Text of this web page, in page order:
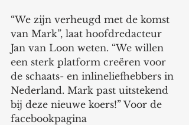
“We zijn verheugd met de komst
van Mark”, laat hoofdredacteur
Jan van Loon weten. “We willen
een sterk platform creëren voor
de schaats- en inlineliefhebbers in
Nederland. Mark past uitstekend
bij deze nieuwe koers!” Voor de
facebookpagina